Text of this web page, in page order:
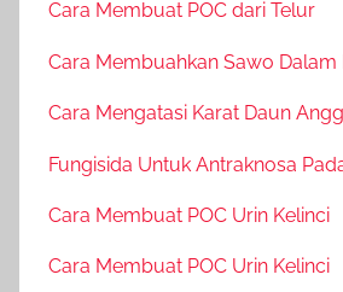
Cara Membuat POC dari Telur
Cara Membuahkan Sawo Dalam
Cara Mengatasi Karat Daun
Fungisida Untuk Antraknosa
Cara Membuat POC Urin Kelinci
Cara Membuat POC Urin Kelinci